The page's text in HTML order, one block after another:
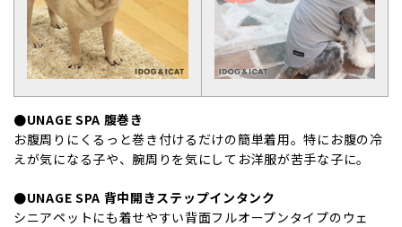
●UNAGE SPA 腹巻き
お腹周りにくるっと巻き付けるだけの簡単着用。特にお腹の冷
えが気になる子や、腕周りを気にしてお洋服が苦手な子に。
●UNAGE SPA 背中開きステップインタンク
シニアペットにも着せやすい背面フルオープンタイプのウェ